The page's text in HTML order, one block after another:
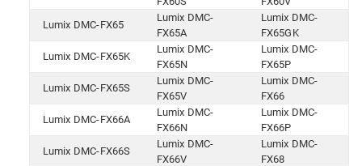
Lumix DMC-FX65
Lumix DMC-
FX65A
Lumix DMC-
FX65GK
Lumix DMC-FX65K
Lumix DMC-
FX65N
Lumix DMC-
FX65P
Lumix DMC-FX65S
Lumix DMC-
FX65V
Lumix DMC-
FX66
Lumix DMC-FX66A
Lumix DMC-
FX66N
Lumix DMC-
FX66P
Lumix DMC-FX66S
Lumix DMC-
FX66V
Lumix DMC-
FX68